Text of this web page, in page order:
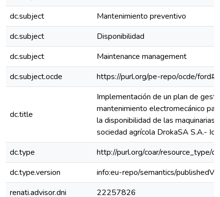
dc.subject
Mantenimiento preventivo
dc.subject
Disponibilidad
dc.subject
Maintenance management
dc.subject.ocde
https://purl.org/pe-repo/ocde/
dc.title
Implementación de un plan de
mantenimiento electromecánico
la disponibilidad de las maquinarias
sociedad agrícola DrokaSA S.A.- Ica
dc.type
http://purl.org/coar/resource_type/
dc.type.version
info:eu-repo/semantics/
renati.advisor.dni
22257826